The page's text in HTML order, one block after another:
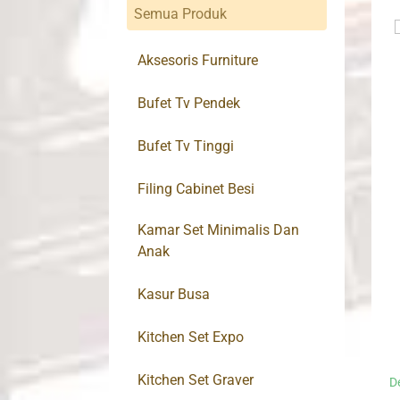
Semua Produk
Aksesoris Furniture
Bufet Tv Pendek
Bufet Tv Tinggi
Filing Cabinet Besi
Kamar Set Minimalis Dan
Anak
Kasur Busa
Kitchen Set Expo
Kitchen Set Graver